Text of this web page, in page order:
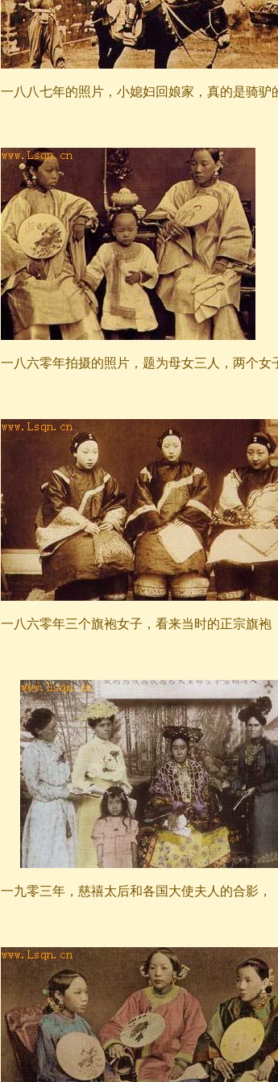
一八八七年的照片，小媳妇回娘家，真的是骑驴
一八六零年拍摄的照片，题为母女三人，两个女
一八六零年三个旗袍女子，看来当时的正宗旗袍
一九零三年，慈禧太后和各国大使夫人的合影，